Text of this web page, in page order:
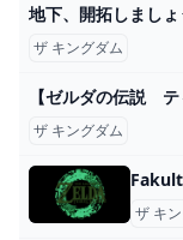
ザ キングダム
ザ キングダム
ザ キ